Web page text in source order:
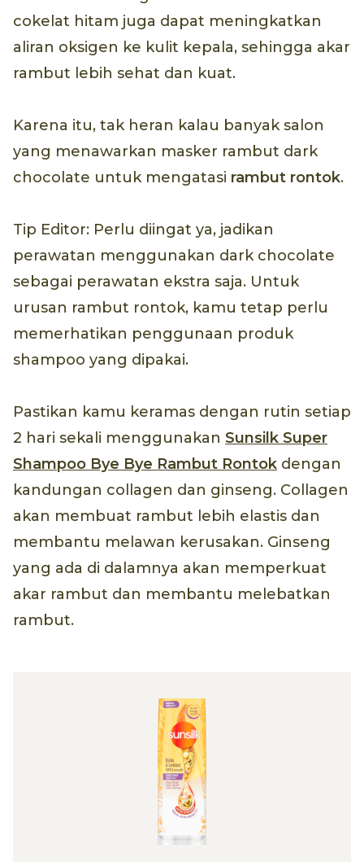
cokelat hitam juga dapat meningkatkan
aliran oksigen ke kulit kepala, sehingga akar
rambut lebih sehat dan kuat.
Karena itu, tak heran kalau banyak salon
yang menawarkan masker rambut dark
chocolate untuk mengatasi rambut rontok.
Tip Editor: Perlu diingat ya, jadikan
perawatan menggunakan dark chocolate
sebagai perawatan ekstra saja. Untuk
urusan rambut rontok, kamu tetap perlu
memerhatikan penggunaan produk
shampoo yang dipakai.
Pastikan kamu keramas dengan rutin setiap
2 hari sekali menggunakan Sunsilk Super
Shampoo Bye Bye Rambut Rontok dengan
kandungan collagen dan ginseng. Collagen
akan membuat rambut lebih elastis dan
membantu melawan kerusakan. Ginseng
yang ada di dalamnya akan memperkuat
akar rambut dan membantu melebatkan
rambut.